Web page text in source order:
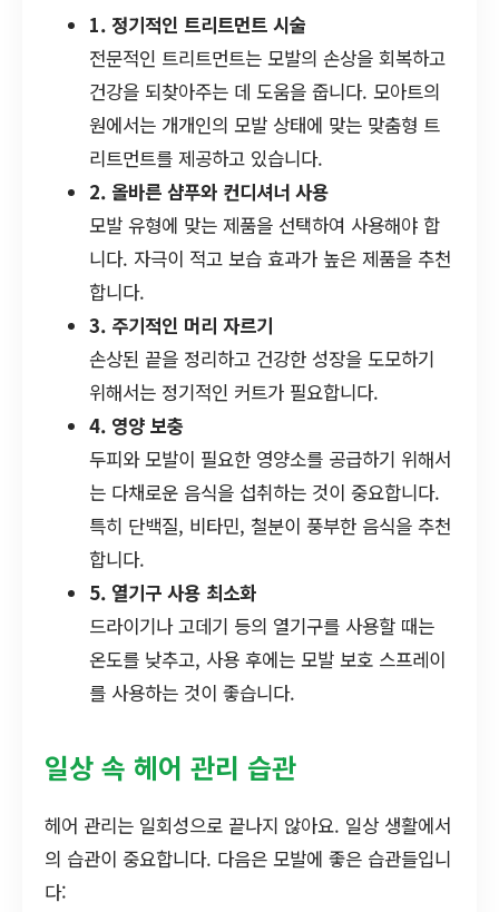
1. 정기적인 트리트먼트 시술
전문적인 트리트먼트는 모발의 손상을 회복하고
건강을 되찾아주는 데 도움을 줍니다. 모아트의
원에서는 개개인의 모발 상태에 맞는 맞춤형 트
리트먼트를 제공하고 있습니다.
2. 올바른 샴푸와 컨디셔너 사용
모발 유형에 맞는 제품을 선택하여 사용해야 합
니다. 자극이 적고 보습 효과가 높은 제품을 추천
합니다.
3. 주기적인 머리 자르기
손상된 끝을 정리하고 건강한 성장을 도모하기
위해서는 정기적인 커트가 필요합니다.
4. 영양 보충
두피와 모발이 필요한 영양소를 공급하기 위해서
는 다채로운 음식을 섭취하는 것이 중요합니다.
특히 단백질, 비타민, 철분이 풍부한 음식을 추천
합니다.
5. 열기구 사용 최소화
드라이기나 고데기 등의 열기구를 사용할 때는
온도를 낮추고, 사용 후에는 모발 보호 스프레이
를 사용하는 것이 좋습니다.
일상 속 헤어 관리 습관
헤어 관리는 일회성으로 끝나지 않아요. 일상 생활에서
의 습관이 중요합니다. 다음은 모발에 좋은 습관들입니
다: